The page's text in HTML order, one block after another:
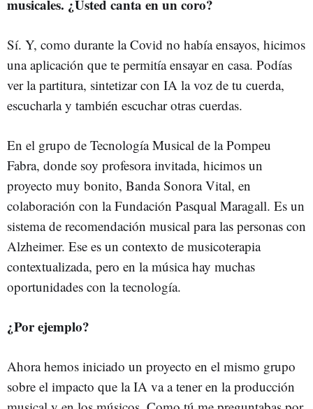
musicales. ¿Usted canta en un coro?
Sí. Y, como durante la Covid no había ensayos, hicimos
una aplicación que te permitía ensayar en casa. Podías
ver la partitura, sintetizar con IA la voz de tu cuerda,
escucharla y también escuchar otras cuerdas.
En el grupo de Tecnología Musical de la Pompeu
Fabra, donde soy profesora invitada, hicimos un
proyecto muy bonito, Banda Sonora Vital, en
colaboración con la Fundación Pasqual Maragall. Es un
sistema de recomendación musical para las personas con
Alzheimer. Ese es un contexto de musicoterapia
contextualizada, pero en la música hay muchas
oportunidades con la tecnología.
¿Por ejemplo?
Ahora hemos iniciado un proyecto en el mismo grupo
sobre el impacto que la IA va a tener en la producción